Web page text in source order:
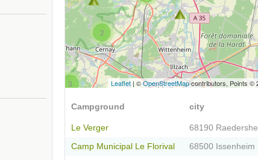
3
2
Leaflet | ©OpenStreetMapcontributors, Points ©
Campground city
Le Verger 68190
Camp Municipal Le Florival 68500 Issenheim